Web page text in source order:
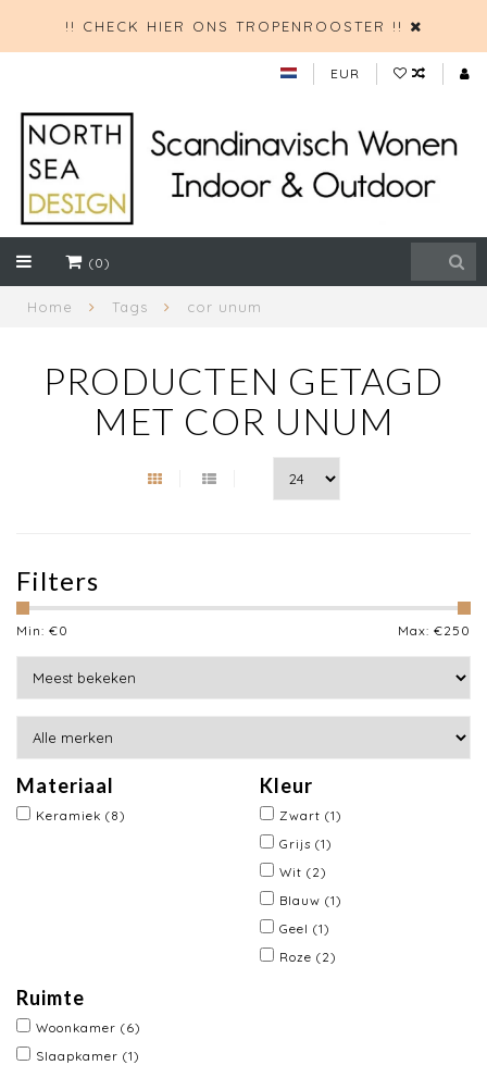
!! CHECK HIER ONS TROPENROOSTER !!
EUR
(0)
Home Tags cor unum
PRODUCTEN GETAGD
MET COR UNUM
Filters
Min: €0 Max: €250
Materiaal
Keramiek (8)
Kleur
Zwart (1)
Grijs (1)
Wit (2)
Blauw (1)
Geel (1)
Roze (2)
Ruimte
Woonkamer (6)
Slaapkamer (1)